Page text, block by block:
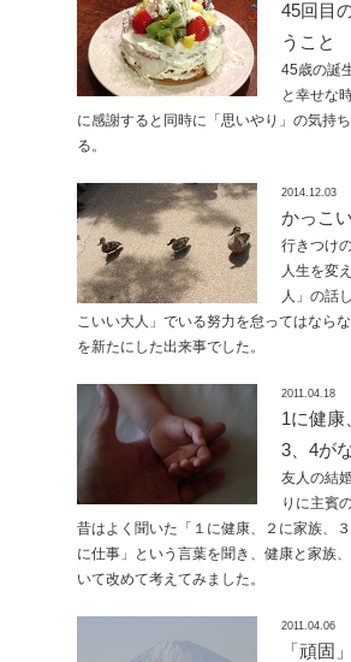
45回目
うこと
45歳の誕
と幸せな
に感謝すると同時に「思いやり」の気持
る。
2014.12.03
かっこ
行きつけ
人生を変
人」の話
こいい大人」でいる努力を怠ってはなら
を新たにした出来事でした。
2011.04.18
1に健康
3、4が
友人の結
りに主賓
昔はよく聞いた「１に健康、２に家族、
に仕事」という言葉を聞き、健康と家族
いて改めて考えてみました。
2011.04.06
「頑固」